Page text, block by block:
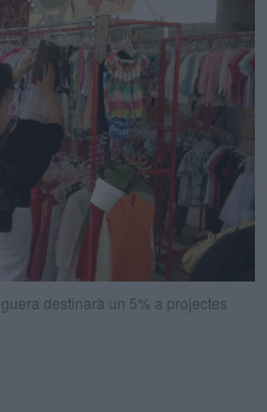
destinarà un 5% a projectes